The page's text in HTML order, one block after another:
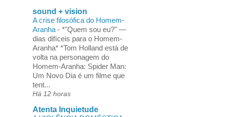
sound + vision
A crise filosófica do Homem-
Aranha - *"Quem sou eu?" —
dias difíceis para o Homem-
Aranha* *Tom Holland está de
volta na personagem do
Homem-Aranha: Spider Man:
Um Novo Dia é um filme que
tent...
Há 12 horas
Atenta Inquietude